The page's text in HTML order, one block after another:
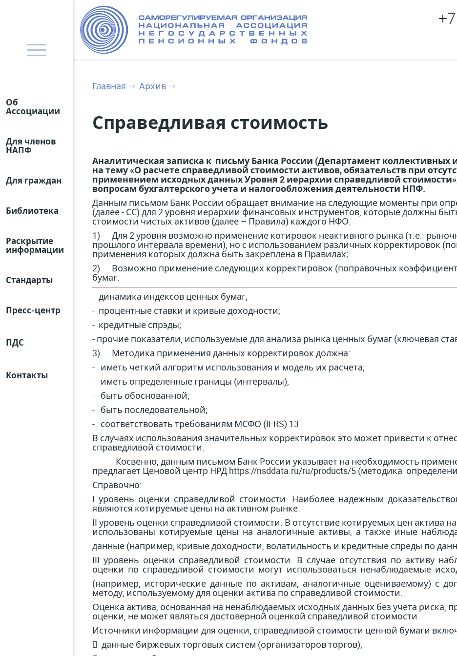
Об
Ассоциации
Для членов
НАПФ
Для граждан
Библиотека
Раскрытие
информации
Стандарты
Пресс-центр
ПДС
Контакты
Главная Архив
Справедливая стоимость
Аналитическая записка к письму Банка России (Департамент коллективных
на тему «О расчете справедливой стоимости активов, обязательств при
применением исходных данных Уровня 2 иерархии справедливой
вопросам бухгалтерского учета и налогообложения деятельности НПФ.
Данным письмом Банк России обращает внимание на следующие моменты при
(далее - СС) для 2 уровня иерархии финансовых инструментов, которые должны
стоимости чистых активов (далее – Правила) каждого НФО:
1) Для 2 уровня возможно применение котировок неактивного рынка (т.е.
прошлого интервала времени), но с использованием различных корректировок
применения которых должна быть закреплена в Правилах;
2) Возможно применение следующих корректировок (поправочных
бумаг:
- динамика индексов ценных бумаг;
- процентные ставки и кривые доходности;
- кредитные спрэды;
- прочие показатели, используемые для анализа рынка ценных бумаг (ключевая
3) Методика применения данных корректировок должна:
- иметь четкий алгоритм использования и модель их расчета;
- иметь определенные границы (интервалы);
- быть обоснованной;
- быть последовательной;
- соответствовать требованиям МСФО (IFRS) 13
В случаях использования значительных корректировок это может привести к
справедливой стоимости.
Косвенно, данным письмом Банк России указывает на необходимость
предлагает Ценовой центр НРД https://nsddata.ru/ru/products/5 (методика
Справочно:
I уровень оценки справедливой стоимости. Наиболее надежным
являются котируемые цены на активном рынке.
II уровень оценки справедливой стоимости. В отсутствие котируемых цен актива
использованы котируемые цены на аналогичные активы, а также иные
данные (например, кривые доходности, волатильность и кредитные спреды по
III уровень оценки справедливой стоимости. В случае отсутствия по активу
оценки по справедливой стоимости могут использоваться ненаблюдаемые
(например, исторические данные по активам, аналогичные оцениваемому) с
методу, используемому для оценки актива по справедливой стоимости.
Оценка актива, основанная на ненаблюдаемых исходных данных без учета риска,
оценки, не может являться достоверной оценкой справедливой стоимости.
Источники информации для оценки, справедливой стоимости ценной бумаги
 данные биржевых торговых систем (организаторов торгов);